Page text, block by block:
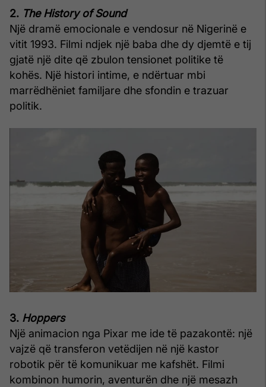
2. The History of Sound
Një dramë emocionale e vendosur në Nigerinë e
vitit 1993. Filmi ndjek një baba dhe dy djemtë e tij
gjatë një dite që zbulon tensionet politike të
kohës. Një histori intime, e ndërtuar mbi
marrëdhëniet familjare dhe sfondin e trazuar
politik.
3. Hoppers
Një animacion nga Pixar me ide të pazakontë: një
vajzë që transferon vetëdijen në një kastor
robotik për të komunikuar me kafshët. Filmi
kombinon humorin, aventurën dhe një mesazh